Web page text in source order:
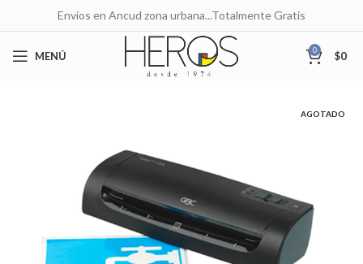
Envíos en Ancud zona urbana...Totalmente Gratis
MENÚ 0 $0
AGOTADO